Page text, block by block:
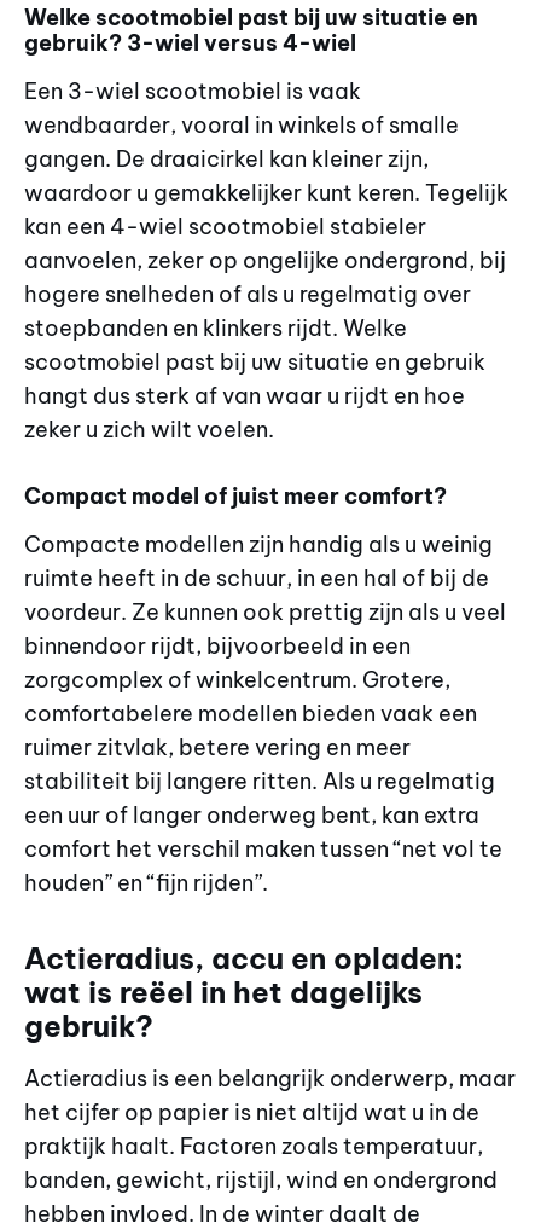
Welke scootmobiel past bij uw situatie en
gebruik? 3-wiel versus 4-wiel
Een 3-wiel scootmobiel is vaak
wendbaarder, vooral in winkels of smalle
gangen. De draaicirkel kan kleiner zijn,
waardoor u gemakkelijker kunt keren. Tegelijk
kan een 4-wiel scootmobiel stabieler
aanvoelen, zeker op ongelijke ondergrond, bij
hogere snelheden of als u regelmatig over
stoepbanden en klinkers rijdt. Welke
scootmobiel past bij uw situatie en gebruik
hangt dus sterk af van waar u rijdt en hoe
zeker u zich wilt voelen.
Compact model of juist meer comfort?
Compacte modellen zijn handig als u weinig
ruimte heeft in de schuur, in een hal of bij de
voordeur. Ze kunnen ook prettig zijn als u veel
binnendoor rijdt, bijvoorbeeld in een
zorgcomplex of winkelcentrum. Grotere,
comfortabelere modellen bieden vaak een
ruimer zitvlak, betere vering en meer
stabiliteit bij langere ritten. Als u regelmatig
een uur of langer onderweg bent, kan extra
comfort het verschil maken tussen “net vol te
houden” en “fijn rijden”.
Actieradius, accu en opladen:
wat is reëel in het dagelijks
gebruik?
Actieradius is een belangrijk onderwerp, maar
het cijfer op papier is niet altijd wat u in de
praktijk haalt. Factoren zoals temperatuur,
banden, gewicht, rijstijl, wind en ondergrond
hebben invloed. In de winter daalt de